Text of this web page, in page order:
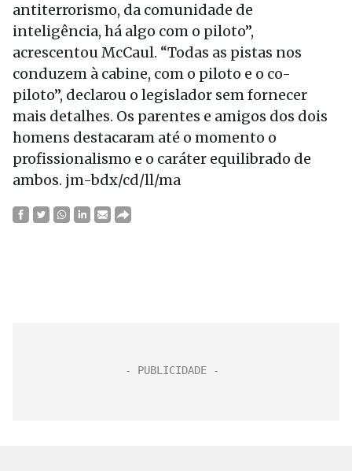
antiterrorismo, da comunidade de
inteligência, há algo com o piloto”,
acrescentou McCaul. “Todas as pistas nos
conduzem à cabine, com o piloto e o co-
piloto”, declarou o legislador sem fornecer
mais detalhes. Os parentes e amigos dos dois
homens destacaram até o momento o
profissionalismo e o caráter equilibrado de
ambos. jm-bdx/cd/ll/ma